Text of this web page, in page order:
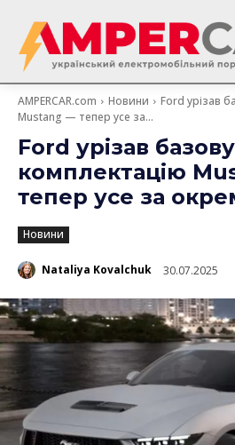
AMPERCAR.com Новини
Ford урізав
Mustang — тепер усе за...
Ford урізав базову
комплектацію
тепер усе за
Новини
Nataliya Kovalchuk 30.07.2025